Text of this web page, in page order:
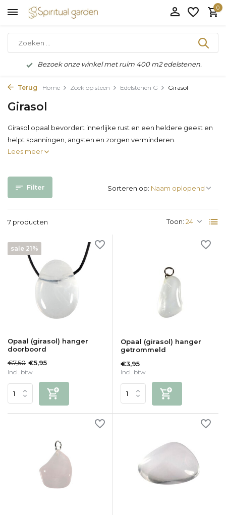
0
Bezoek onze winkel met ruim 400 m2 edelstenen.
Terug Home Zoek op steen Edelstenen G Girasol
Girasol
Girasol opaal bevordert innerlijke rust en een heldere geest en
helpt spanningen, angsten en zorgen verminderen.
Lees meer
Filter
7 producten Toon:
Sorteren op:
sale 21%
Opaal (girasol) hanger
doorboord
€7,50 €5,95
Incl. btw
Opaal (girasol) hanger
getrommeld
€3,95
Incl. btw